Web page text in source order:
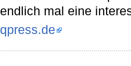
endlich mal eine
qpress.de